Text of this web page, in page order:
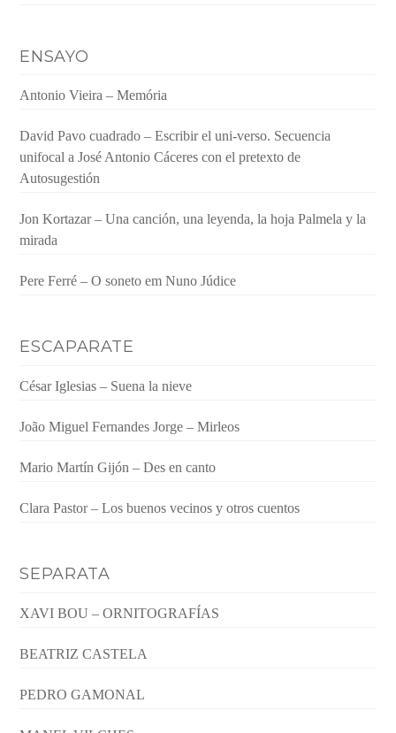
ENSAYO
Antonio Vieira – Memória
David Pavo cuadrado – Escribir el uni-verso. Secuencia
unifocal a José Antonio Cáceres con el pretexto de
Autosugestión
Jon Kortazar – Una canción, una leyenda, la hoja Palmela y la
mirada
Pere Ferré – O soneto em Nuno Júdice
ESCAPARATE
César Iglesias – Suena la nieve
João Miguel Fernandes Jorge – Mirleos
Mario Martín Gijón – Des en canto
Clara Pastor – Los buenos vecinos y otros cuentos
SEPARATA
XAVI BOU – ORNITOGRAFÍAS
BEATRIZ CASTELA
PEDRO GAMONAL